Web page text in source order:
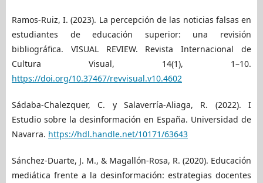
Ramos-Ruiz, I. (2023). La percepción de las noticias falsas en
estudiantes de educación superior: una revisión
bibliográfica. VISUAL REVIEW. Revista Internacional de
Cultura Visual, 14(1), 1–10.
https://doi.org/10.37467/revvisual.v10.4602
Sádaba-Chalezquer, C. y Salaverría-Aliaga, R. (2022). I
Estudio sobre la desinformación en España. Universidad de
Navarra. https://hdl.handle.net/10171/63643
Sánchez-Duarte, J. M., & Magallón-Rosa, R. (2020). Educación
mediática frente a la desinformación: estrategias docentes